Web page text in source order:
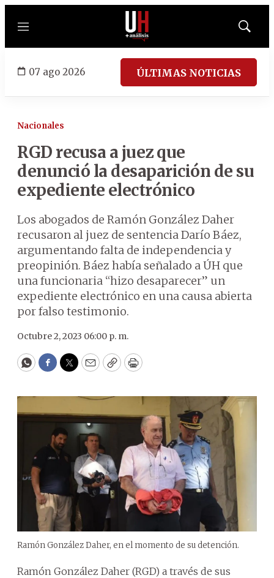
Menú
Mostrar
07 ago 2026 ÚLTIMAS NOTICIAS
Nacionales
RGD recusa a juez que
denunció la desaparición de su
expediente electrónico
Los abogados de Ramón González Daher
recusaron al juez de sentencia Darío Báez,
argumentando falta de independencia y
preopinión. Báez había señalado a ÚH que
una funcionaria “hizo desaparecer” un
expediente electrónico en una causa abierta
por falso testimonio.
Octubre 2, 2023 06:00 p. m.
WhatsApp
Facebook
Twitter
EmailCopyPrint
Ramón González Daher, en el momento de su detención.
Ramón González Daher (RGD) a través de sus